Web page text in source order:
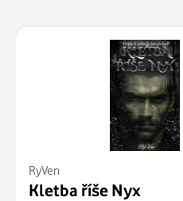
RyVen
Kletba říše Nyx